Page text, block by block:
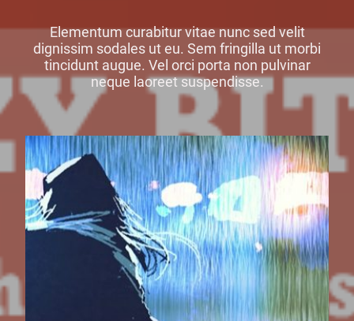
Elementum curabitur vitae nunc sed velit
dignissim sodales ut eu. Sem fringilla ut morbi
tincidunt augue. Vel orci porta non pulvinar
neque laoreet suspendisse.